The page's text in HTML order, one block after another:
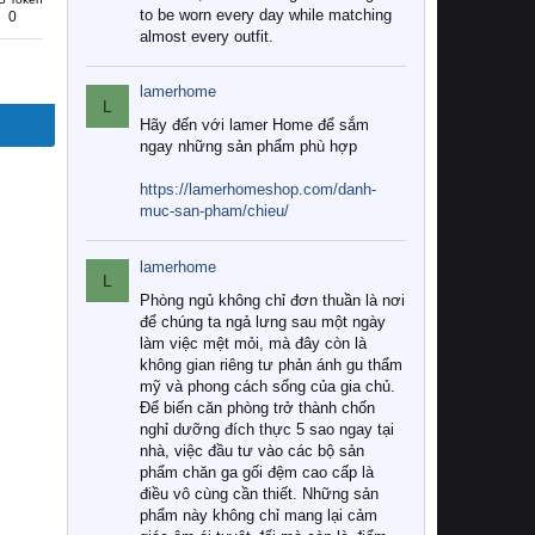
0
to be worn every day while matching
almost every outfit.
L
lamerhome
Hãy đến với lamer Home để sắm
ngay những sản phẩm phù hợp
https://lamerhomeshop.com/danh-
muc-san-pham/chieu/
L
lamerhome
Phòng ngủ không chỉ đơn thuần là nơi
để chúng ta ngả lưng sau một ngày
làm việc mệt mỏi, mà đây còn là
không gian riêng tư phản ánh gu thẩm
mỹ và phong cách sống của gia chủ.
Để biến căn phòng trở thành chốn
nghỉ dưỡng đích thực 5 sao ngay tại
nhà, việc đầu tư vào các bộ sản
phẩm chăn ga gối đệm cao cấp là
điều vô cùng cần thiết. Những sản
phẩm này không chỉ mang lại cảm